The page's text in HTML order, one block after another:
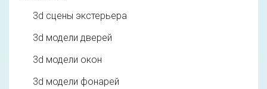
3d cцены экстерьера
3d модели дверей
3d модели окон
3d модели фонарей